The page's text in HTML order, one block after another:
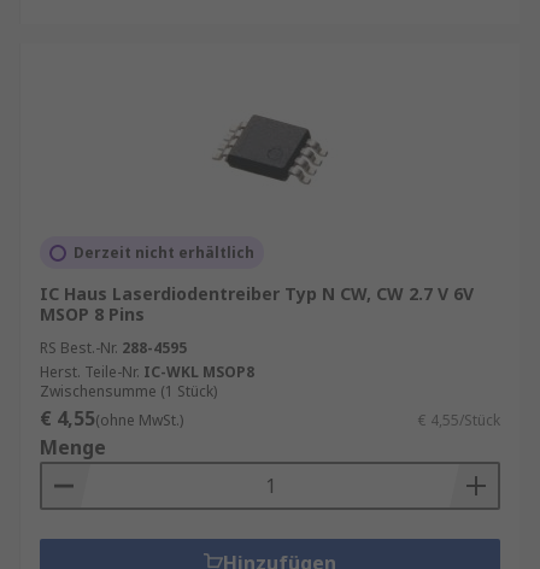
Derzeit nicht erhältlich
IC Haus Laserdiodentreiber Typ N CW, CW 2.7 V 6V
MSOP 8 Pins
RS Best.-Nr. 288-4595
Herst. Teile-Nr. IC-WKL MSOP8
Zwischensumme (1 Stück)
€ 4,55(ohne MwSt.) € 4,55/Stück
Menge
Hinzufügen